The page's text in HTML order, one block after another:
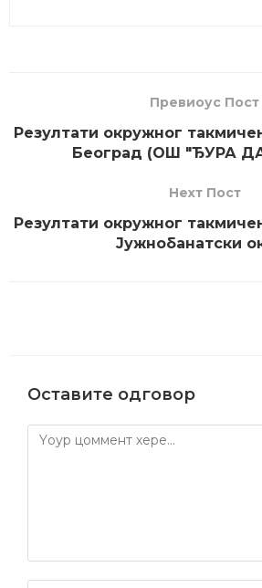
Превиоус Пост
Резултати окружног
Београд (ОШ "ЂУРА
Неxт Пост
Резултати окружног
Јужнобанатски
Оставите одговор